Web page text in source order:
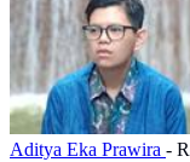
Aditya Eka Prawira -